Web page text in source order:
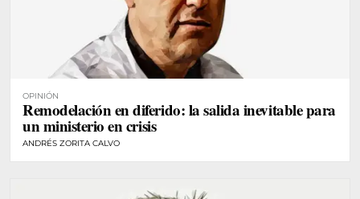
OPINIÓN
Remodelación en diferido: la salida inevitable para
un ministerio en crisis
ANDRÉS ZORITA CALVO